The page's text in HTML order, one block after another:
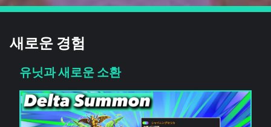
새로운 경험
유닛과 새로운 소환